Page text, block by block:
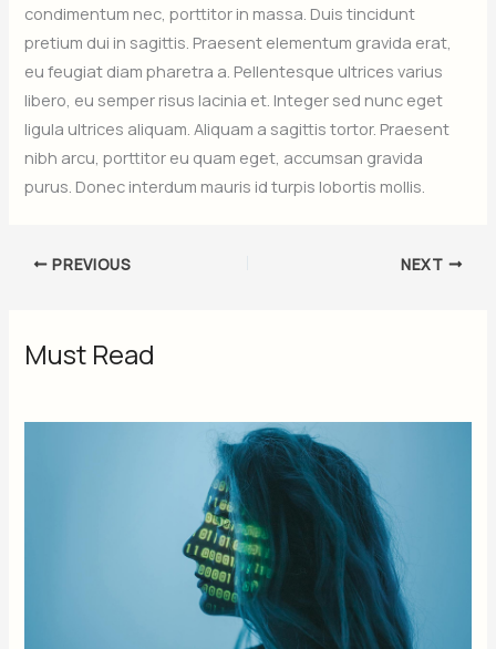
condimentum nec, porttitor in massa. Duis tincidunt
pretium dui in sagittis. Praesent elementum gravida erat,
eu feugiat diam pharetra a. Pellentesque ultrices varius
libero, eu semper risus lacinia et. Integer sed nunc eget
ligula ultrices aliquam. Aliquam a sagittis tortor. Praesent
nibh arcu, porttitor eu quam eget, accumsan gravida
purus. Donec interdum mauris id turpis lobortis mollis.
PREVIOUS NEXT
Must Read